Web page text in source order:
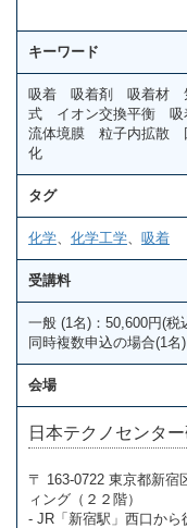
キーワード
吸着 吸着剤 吸着材
式 イオン交換平衡 吸
流体境膜 粒子内拡散
化
タグ
化学、 化学工学、 吸着
受講料
一般 (1名)：50,600円(税
同時複数申込の場合(1名
会場
日本テクノセンタ
〒 163-0722 東京都新
ィング（２２階）
- JR「新宿駅」西口から